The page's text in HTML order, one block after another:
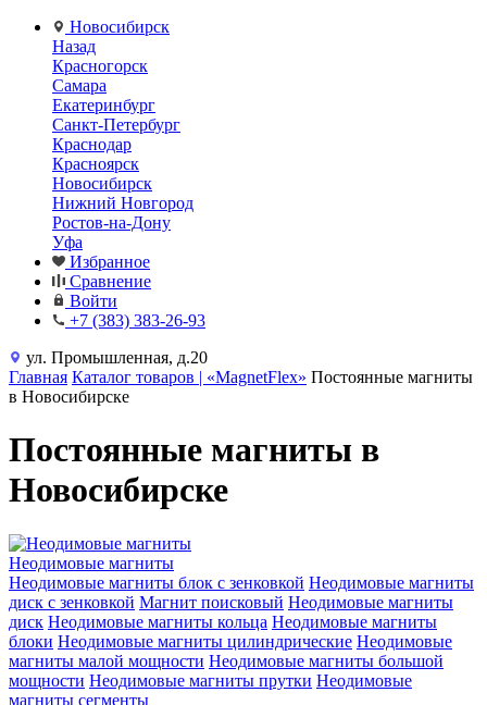
Новосибирск
Назад
Красногорск
Самара
Екатеринбург
Санкт-Петербург
Краснодар
Красноярск
Новосибирск
Нижний Новгород
Ростов-на-Дону
Уфа
Избранное
Сравнение
Войти
+7 (383) 383-26-93
ул. Промышленная, д.20
Главная Каталог товаров | «MagnetFlex» Постоянные магниты
в Новосибирске
Постоянные магниты в
Новосибирске
Неодимовые магниты
Неодимовые магниты блок с зенковкой Неодимовые магниты
диск с зенковкой Магнит поисковый Неодимовые магниты
диск Неодимовые магниты кольца Неодимовые магниты
блоки Неодимовые магниты цилиндрические Неодимовые
магниты малой мощности Неодимовые магниты большой
мощности Неодимовые магниты прутки Неодимовые
магниты сегменты